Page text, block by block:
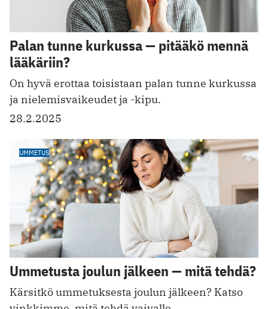
Palan tunne kurkussa — pitääkö mennä
lääkäriin?
On hyvä erottaa toisistaan palan tunne kurkussa
ja nielemisvaikeudet ja -kipu.
28.2.2025
UMMETUS
Ummetusta joulun jälkeen — mitä tehdä?
Kärsitkö ummetuksesta joulun jälkeen? Katso